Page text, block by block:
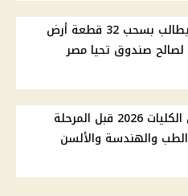
توفيق عكاشة يطالب بسحب 32 قطعة أرض
لصالح صندوق تحيا مصر
مؤشرات تنسيق الكليات 2026 قبل المرحلة
والهندسة والألسن